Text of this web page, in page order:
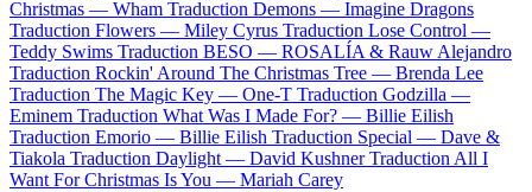
Christmas — Wham Traduction Demons — Imagine Dragons
Traduction Flowers — Miley Cyrus Traduction Lose Control —
Teddy Swims Traduction BESO — ROSALÍA & Rauw Alejandro
Traduction Rockin' Around The Christmas Tree — Brenda Lee
Traduction The Magic Key — One-T Traduction Godzilla —
Eminem Traduction What Was I Made For? — Billie Eilish
Traduction Emorio — Billie Eilish Traduction Special — Dave &
Tiakola Traduction Daylight — David Kushner Traduction All I
Want For Christmas Is You — Mariah Carey